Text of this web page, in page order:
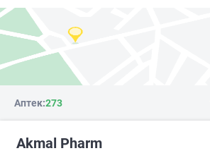
Аптек:273
Akmal Pharm